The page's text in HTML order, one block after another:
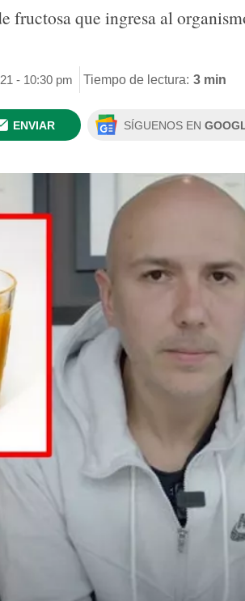
que ingresa al
- 10:30 pm Tiempo de lectura: 3 min
ENVIAR SÍGUENOS EN